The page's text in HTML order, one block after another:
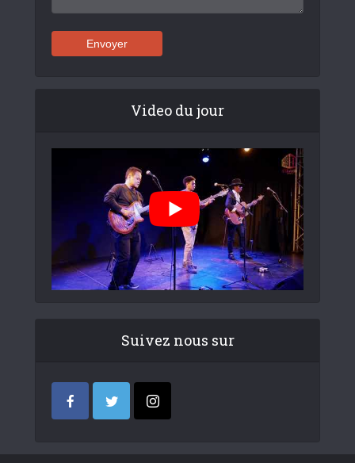
Video du jour
Suivez nous sur